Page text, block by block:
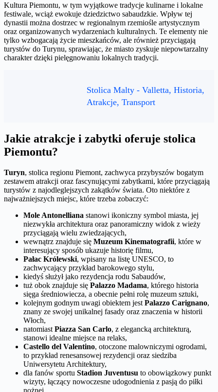
Kultura Piemontu, w tym wyjątkowe tradycje kulinarne i lokalne
festiwale, wciąż ewokuje dziedzictwo sabaudzkie. Wpływ tej
dynastii można dostrzec w regionalnym rzemiośle artystycznym
oraz organizowanych wydarzeniach kulturalnych. Te elementy nie
tylko wzbogacają życie mieszkańców, ale również przyciągają
turystów do Turynu, sprawiając, że miasto zyskuje niepowtarzalny
charakter dzięki pielęgnowaniu lokalnych tradycji.
Stolica Malty - Valletta, Historia,
Atrakcje, Transport
Jakie atrakcje i zabytki oferuje stolica
Piemontu?
Turyn, stolica regionu Piemont, zachwyca przybyszów bogatym
zestawem atrakcji oraz fascynującymi zabytkami, które przyciągają
turystów z najodleglejszych zakątków świata. Oto niektóre z
najważniejszych miejsc, które trzeba zobaczyć:
Mole Antonelliana stanowi ikoniczny symbol miasta, jej
niezwykła architektura oraz panoramiczny widok z wieży
przyciągają wielu zwiedzających,
wewnątrz znajduje się Muzeum Kinematografii, które w
interesujący sposób ukazuje historię filmu,
Pałac Królewski, wpisany na listę UNESCO, to
zachwycający przykład barokowego stylu,
kiedyś służył jako rezydencja rodu Sabaudów,
tuż obok znajduje się Palazzo Madama, którego historia
sięga średniowiecza, a obecnie pełni rolę muzeum sztuki,
kolejnym godnym uwagi obiektem jest Palazzo Carignano,
znany ze swojej unikalnej fasady oraz znaczenia w historii
Włoch,
natomiast Piazza San Carlo, z elegancką architekturą,
stanowi idealne miejsce na relaks,
Castello del Valentino, otoczone malowniczymi ogrodami,
to przykład renesansowej rezydencji oraz siedziba
Uniwersytetu Architektury,
dla fanów sportu Stadion Juventusu to obowiązkowy punkt
wizyty, łączący nowoczesne udogodnienia z pasją do piłki
nożnej,